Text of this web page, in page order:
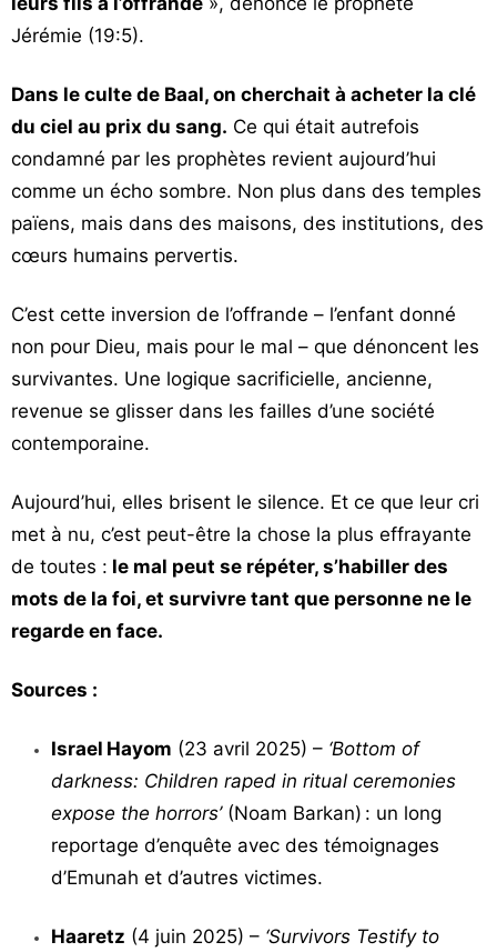
Jérémie (19:5).
Dans le culte de Baal, on cherchait à acheter la clé
du ciel au prix du sang. Ce qui était autrefois
condamné par les prophètes revient aujourd’hui
comme un écho sombre. Non plus dans des temples
païens, mais dans des maisons, des institutions, des
cœurs humains pervertis.
C’est cette inversion de l’offrande – l’enfant donné
non pour Dieu, mais pour le mal – que dénoncent les
survivantes. Une logique sacrificielle, ancienne,
revenue se glisser dans les failles d’une société
contemporaine.
Aujourd’hui, elles brisent le silence. Et ce que leur cri
met à nu, c’est peut-être la chose la plus effrayante
de toutes : le mal peut se répéter, s’habiller des
mots de la foi, et survivre tant que personne ne le
regarde en face.
Sources :
Israel Hayom (23 avril 2025) – ‘Bottom of
darkness: Children raped in ritual ceremonies
expose the horrors’(Noam Barkan) : un long
reportage d’enquête avec des témoignages
d’Emunah et d’autres victimes.
Haaretz (4 juin 2025) – ‘Survivors Testify to